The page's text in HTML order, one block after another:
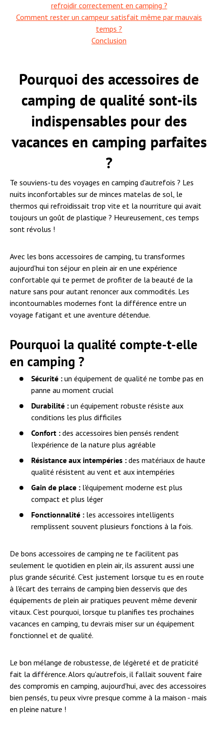
refroidir correctement en camping ?
Comment rester un campeur satisfait même par mauvais
temps ?
Conclusion
Pourquoi des accessoires de
camping de qualité sont-ils
indispensables pour des
vacances en camping parfaites
?
Te souviens-tu des voyages en camping d'autrefois ? Les
nuits inconfortables sur de minces matelas de sol, le
thermos qui refroidissait trop vite et la nourriture qui avait
toujours un goût de plastique ? Heureusement, ces temps
sont révolus !
Avec les bons accessoires de camping, tu transformes
aujourd'hui ton séjour en plein air en une expérience
confortable qui te permet de profiter de la beauté de la
nature sans pour autant renoncer aux commodités. Les
incontournables modernes font la différence entre un
voyage fatigant et une aventure détendue.
Pourquoi la qualité compte-t-elle
en camping ?
Sécurité : un équipement de qualité ne tombe pas en
panne au moment crucial
Durabilité : un équipement robuste résiste aux
conditions les plus difficiles
Confort : des accessoires bien pensés rendent
l'expérience de la nature plus agréable
Résistance aux intempéries : des matériaux de haute
qualité résistent au vent et aux intempéries
Gain de place : l'équipement moderne est plus
compact et plus léger
Fonctionnalité : les accessoires intelligents
remplissent souvent plusieurs fonctions à la fois.
De bons accessoires de camping ne te facilitent pas
seulement le quotidien en plein air, ils assurent aussi une
plus grande sécurité. C'est justement lorsque tu es en route
à l'écart des terrains de camping bien desservis que des
équipements de plein air pratiques peuvent même devenir
vitaux. C'est pourquoi, lorsque tu planifies tes prochaines
vacances en camping, tu devrais miser sur un équipement
fonctionnel et de qualité.
Le bon mélange de robustesse, de légèreté et de praticité
fait la différence. Alors qu'autrefois, il fallait souvent faire
des compromis en camping, aujourd'hui, avec des accessoires
bien pensés, tu peux vivre presque comme à la maison - mais
en pleine nature !